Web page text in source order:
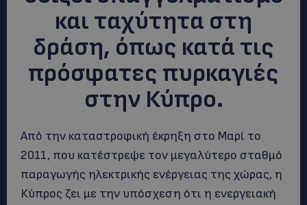
και ταχύτητα στη
δράση, όπως κατά τις
πρόσφατες πυρκαγιές
στην Κύπρο.
Από την καταστροφική έκρηξη στο Μαρί το
2011, που κατέστρεψε τον μεγαλύτερο σταθμό
παραγωγής ηλεκτρικής ενέργειας της χώρας, η
Κύπρος ζει με την υπόσχεση ότι η ενεργειακή